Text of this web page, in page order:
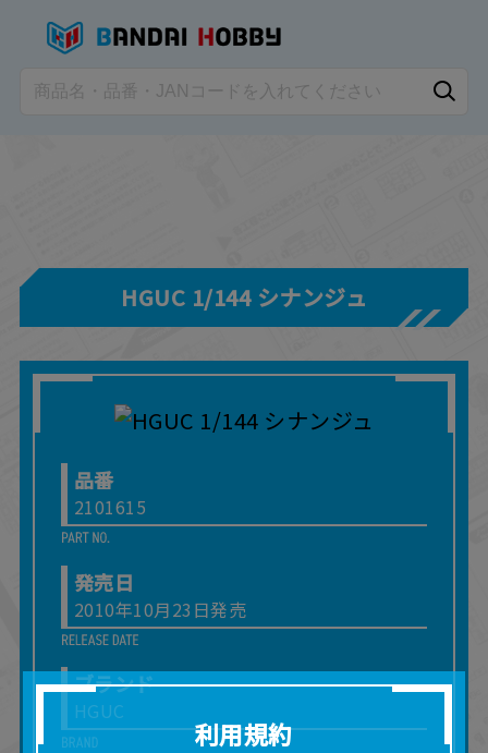
HGUC 1/144 シナンジュ
品番
2101615
発売日
2010年10月23日発売
ブランド
HGUC
利用規約